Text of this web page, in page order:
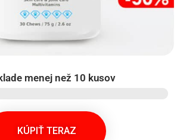
menej než 10 kusov
KÚPIŤ TERAZ